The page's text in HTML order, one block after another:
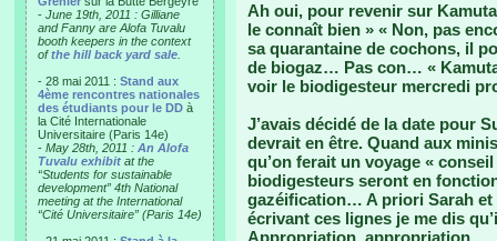
- June 19th, 2011 : Gilliane
and Fanny are Alofa Tuvalu
booth keepers in the context
ofthe hill back yard sale
- 28 mai 2011 : Stand aux
4ème rencontres nationales
des étudiants pour le DD à
la Cité Internationale
Universitaire (Paris 14e)
- May 28th, 2011 : An Alofa
Tuvalu exhibit at the
“Students for sustainable
development” 4th National
meeting at the International
“Cité Universitaire” (Paris 14e)
Ah oui, pour revenir sur
le connaît bien » « Non, pas
sa quarantaine de cochons, il
de biogaz… Pas con… «
voir le biodigesteur mercredi
J’avais décidé de la date pour
devrait en être. Quand aux
qu’on ferait un voyage «
biodigesteurs seront en
gazéification… A priori Sarah et
écrivant ces lignes je me dis
Appropriation, appropriation…